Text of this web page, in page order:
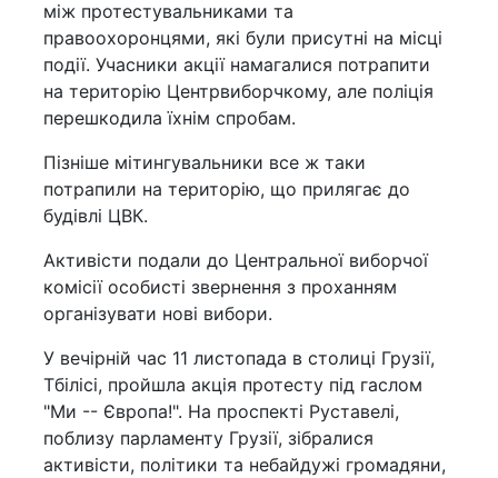
між протестувальниками та
правоохоронцями, які були присутні на місці
події. Учасники акції намагалися потрапити
на територію Центрвиборчкому, але поліція
перешкодила їхнім спробам.
Пізніше мітингувальники все ж таки
потрапили на територію, що прилягає до
будівлі ЦВК.
Активісти подали до Центральної виборчої
комісії особисті звернення з проханням
організувати нові вибори.
У вечірній час 11 листопада в столиці Грузії,
Тбілісі, пройшла акція протесту під гаслом
"Ми -- Європа!". На проспекті Руставелі,
поблизу парламенту Грузії, зібралися
активісти, політики та небайдужі громадяни,